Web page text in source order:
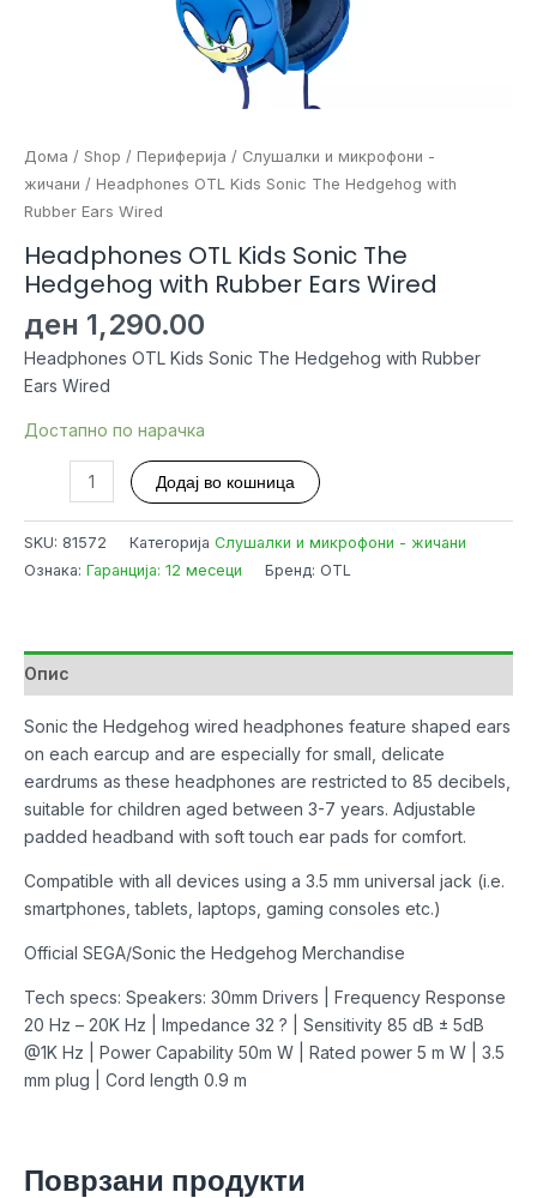
Дома / Shop / Периферија / Слушалки и микрофони -
жичани / Headphones OTL Kids Sonic The Hedgehog with
Rubber Ears Wired
Headphones OTL Kids Sonic The
Hedgehog with Rubber Ears Wired
ден 1,290.00
Headphones OTL Kids Sonic The Hedgehog with Rubber
Ears Wired
Достапно по нарачка
Headphones
Kids
Rubber
Ears
Wired
количина
Додај во кошница
SKU: 81572 Категорија Слушалки и микрофони - жичани
Ознака: Гаранција: 12 месеци Бренд: OTL
Опис
Sonic the Hedgehog wired headphones feature shaped ears
on each earcup and are especially for small, delicate
eardrums as these headphones are restricted to 85 decibels,
suitable for children aged between 3-7 years. Adjustable
padded headband with soft touch ear pads for comfort.
Compatible with all devices using a 3.5 mm universal jack (i.e.
smartphones, tablets, laptops, gaming consoles etc.)
Official SEGA/Sonic the Hedgehog Merchandise
Tech specs: Speakers: 30mm Drivers | Frequency Response
20 Hz – 20K Hz | Impedance 32 ? | Sensitivity 85 dB ± 5dB
@1K Hz | Power Capability 50m W | Rated power 5 m W | 3.5
mm plug | Cord length 0.9 m
Поврзани продукти